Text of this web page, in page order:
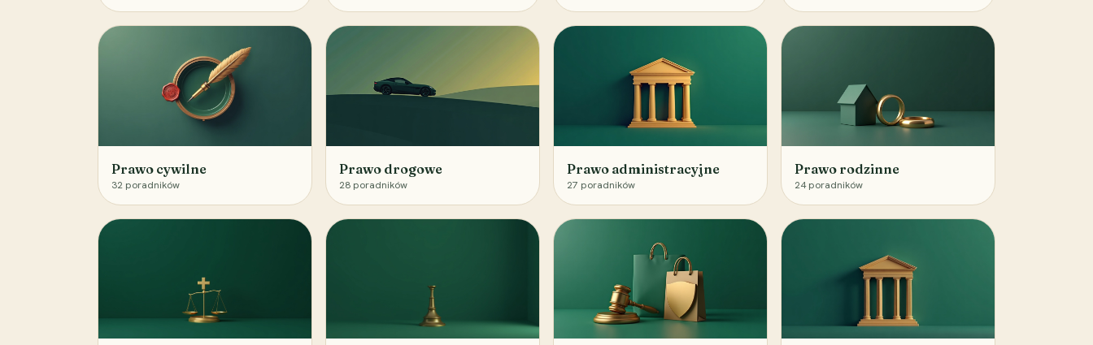
Prawo cywilne
32 poradników
Prawo drogowe
28 poradników
Prawo administracyjne
27 poradników
Prawo rodzinne
24 poradników